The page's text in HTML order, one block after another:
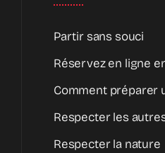
Partir sans souci
Réservez en ligne
Comment préparer
Respecter les
Respecter la nature